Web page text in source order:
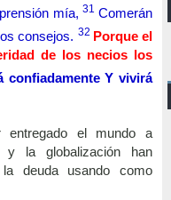
mía,31Comerán
consejos. 32 Porque el
de los necios los
confiadamente Y vivirá
entregado el mundo a
y la globalización han
deuda usando como